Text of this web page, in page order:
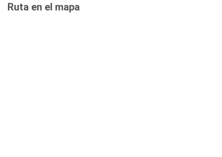
Ruta en el mapa